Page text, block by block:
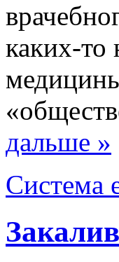
каких-то
дальше »
Система